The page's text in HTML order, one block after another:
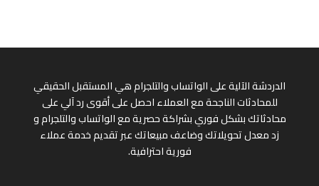
الدردشة الآلية على الواتساب والتلجرام هي المستقبل الحقيقي
للمحادثات الناجحة مع العملاء احصل على أقوى رد آلي على
محادثاتك بشكل فوري بشراكة حصرية مع الواتساب والتلجرام و
زد معدل تحويلاتك وضاعف مبيعاتك عبر تقديم خدمة عملاء
فورية احترافية.